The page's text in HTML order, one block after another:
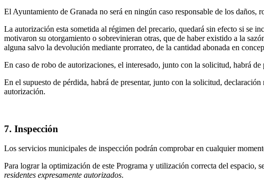
El Ayuntamiento de Granada no será en ningún caso responsable de los daños,
La autorización esta sometida al régimen del precario, quedará sin efecto si se
motivaron su otorgamiento o sobrevinieran otras, que de haber existido a la
alguna salvo la devolución mediante prorrateo, de la cantidad abonada en
En caso de robo de autorizaciones, el interesado, junto con la solicitud, habrá
En el supuesto de pérdida, habrá de presentar, junto con la solicitud,
autorización.
7. Inspección
Los servicios municipales de inspección podrán comprobar en cualquier
Para lograr la optimización de este Programa y utilización correcta del espacio,
residentes expresamente autorizados.